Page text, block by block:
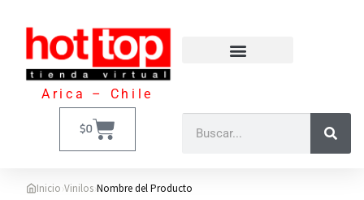
Arica – Chile
$0
Inicio›Vinilos›Nombre del Producto